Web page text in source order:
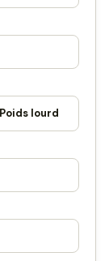
Poids lourd